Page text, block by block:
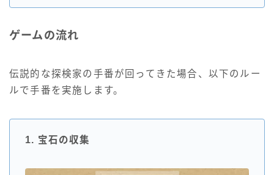
ゲームの流れ
伝説的な探検家の手番が回ってきた場合、以下のルー
ルで手番を実施します。
1. 宝石の収集